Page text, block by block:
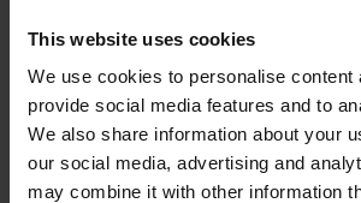
This website uses cookies
We use cookies to personalise content
provide social media features and to
We also share information about your
our social media, advertising and
may combine it with other information